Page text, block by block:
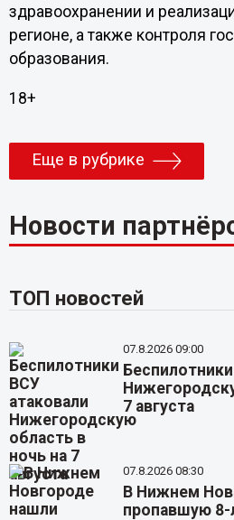
здравоохранении и
регионе, а также контроля
образования.
18+
Еще в рубрике
Новости
ТОП новостей
07.8.2026 09:00
7 августа
07.8.2026 08:30
В Нижнем
пропавшую